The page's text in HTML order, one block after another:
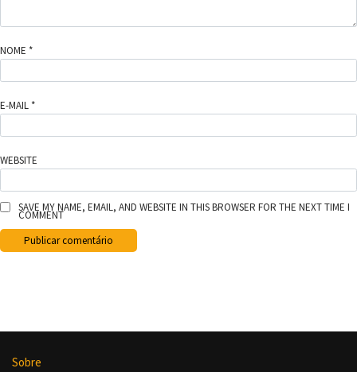
NOME *
E-MAIL *
WEBSITE
SAVE MY NAME, EMAIL, AND WEBSITE IN THIS BROWSER FOR THE NEXT TIME I
COMMENT
Sobre